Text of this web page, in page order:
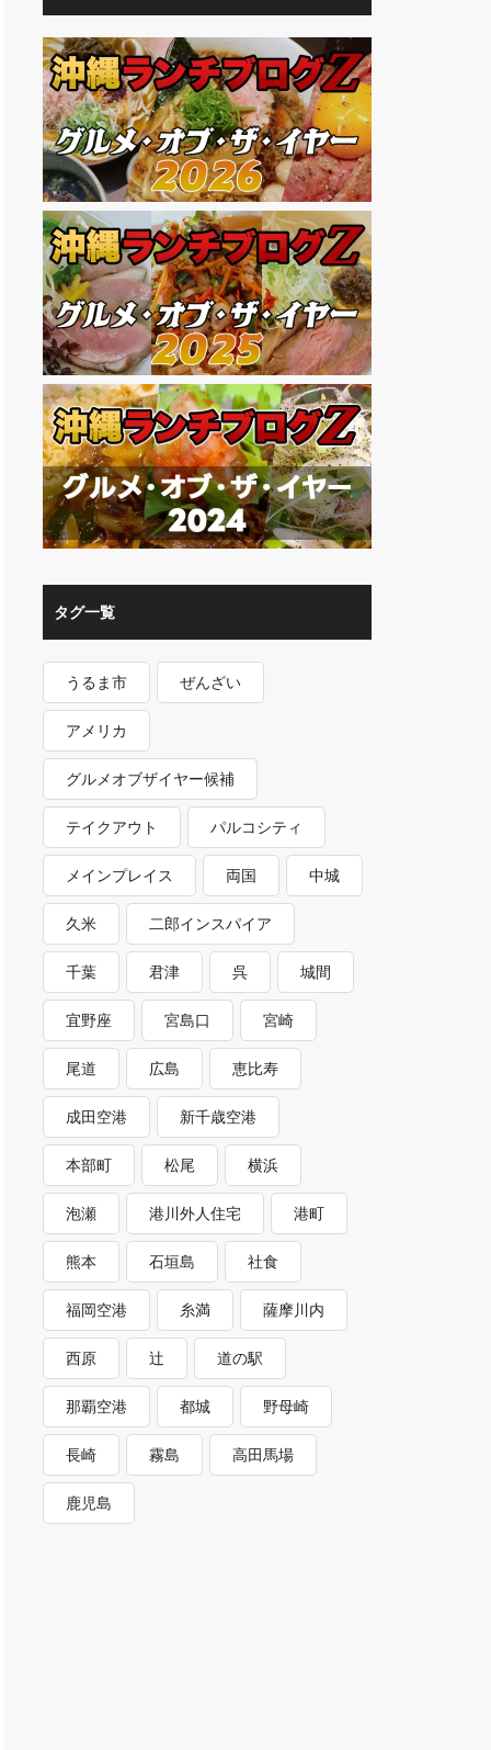
タグ一覧
うるま市 ぜんざい
アメリカ
グルメオブザイヤー候補
テイクアウト パルコシティ
メインプレイス 両国 中城
久米 二郎インスパイア
千葉 君津 呉 城間
宜野座 宮島口 宮崎
尾道 広島 恵比寿
成田空港 新千歳空港
本部町 松尾 横浜
泡瀬 港川外人住宅 港町
熊本 石垣島 社食
福岡空港 糸満 薩摩川内
西原 辻 道の駅
那覇空港 都城 野母崎
長崎 霧島 高田馬場
鹿児島